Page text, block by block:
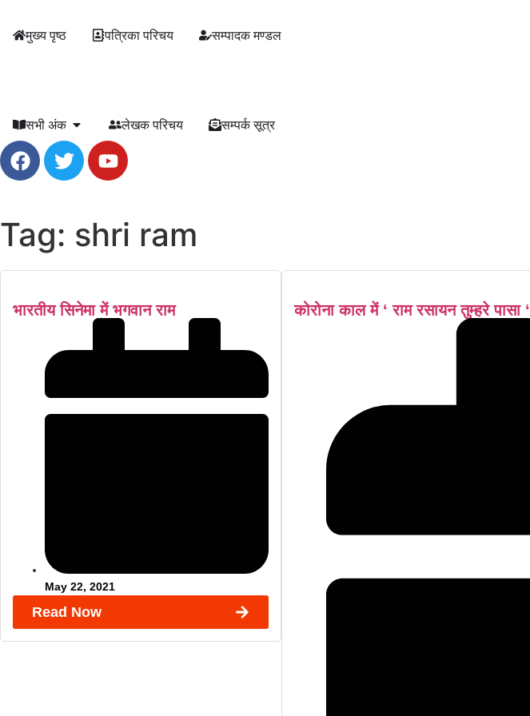
मुख्य पृष्ठ पत्रिका परिचय सम्पादक मण्डल
सभी अंक लेखक परिचय सम्पर्क सूत्र
Tag: shri ram
भारतीय सिनेमा में भगवान राम
May 22, 2021
Read Now
कोरोना काल में ‘ राम रसायन तुम्हरे पासा ‘